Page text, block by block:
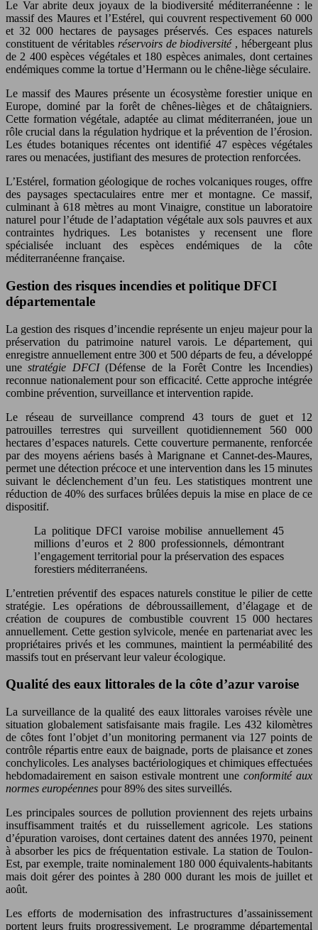
Le Var abrite deux joyaux de la biodiversité méditerranéenne : le
massif des Maures et l’Estérel, qui couvrent respectivement 60 000
et 32 000 hectares de paysages préservés. Ces espaces naturels
constituent de véritables réservoirs de biodiversité , hébergeant plus
de 2 400 espèces végétales et 180 espèces animales, dont certaines
endémiques comme la tortue d’Hermann ou le chêne-liège séculaire.
Le massif des Maures présente un écosystème forestier unique en
Europe, dominé par la forêt de chênes-lièges et de châtaigniers.
Cette formation végétale, adaptée au climat méditerranéen, joue un
rôle crucial dans la régulation hydrique et la prévention de l’érosion.
Les études botaniques récentes ont identifié 47 espèces végétales
rares ou menacées, justifiant des mesures de protection renforcées.
L’Estérel, formation géologique de roches volcaniques rouges, offre
des paysages spectaculaires entre mer et montagne. Ce massif,
culminant à 618 mètres au mont Vinaigre, constitue un laboratoire
naturel pour l’étude de l’adaptation végétale aux sols pauvres et aux
contraintes hydriques. Les botanistes y recensent une flore
spécialisée incluant des espèces endémiques de la côte
méditerranéenne française.
Gestion des risques incendies et politique DFCI
départementale
La gestion des risques d’incendie représente un enjeu majeur pour la
préservation du patrimoine naturel varois. Le département, qui
enregistre annuellement entre 300 et 500 départs de feu, a développé
unestratégie DFCI(Défense de la Forêt Contre les Incendies)
reconnue nationalement pour son efficacité. Cette approche intégrée
combine prévention, surveillance et intervention rapide.
Le réseau de surveillance comprend 43 tours de guet et 12
patrouilles terrestres qui surveillent quotidiennement 560 000
hectares d’espaces naturels. Cette couverture permanente, renforcée
par des moyens aériens basés à Marignane et Cannet-des-Maures,
permet une détection précoce et une intervention dans les 15 minutes
suivant le déclenchement d’un feu. Les statistiques montrent une
réduction de 40% des surfaces brûlées depuis la mise en place de ce
dispositif.
La politique DFCI varoise mobilise annuellement 45
millions d’euros et 2 800 professionnels, démontrant
l’engagement territorial pour la préservation des espaces
forestiers méditerranéens.
L’entretien préventif des espaces naturels constitue le pilier de cette
stratégie. Les opérations de débroussaillement, d’élagage et de
création de coupures de combustible couvrent 15 000 hectares
annuellement. Cette gestion sylvicole, menée en partenariat avec les
propriétaires privés et les communes, maintient la perméabilité des
massifs tout en préservant leur valeur écologique.
Qualité des eaux littorales de la côte d’azur varoise
La surveillance de la qualité des eaux littorales varoises révèle une
situation globalement satisfaisante mais fragile. Les 432 kilomètres
de côtes font l’objet d’un monitoring permanent via 127 points de
contrôle répartis entre eaux de baignade, ports de plaisance et zones
conchylicoles. Les analyses bactériologiques et chimiques effectuées
hebdomadairement en saison estivale montrent uneconformité aux
normes européennes pour 89% des sites surveillés.
Les principales sources de pollution proviennent des rejets urbains
insuffisamment traités et du ruissellement agricole. Les stations
d’épuration varoises, dont certaines datent des années 1970, peinent
à absorber les pics de fréquentation estivale. La station de Toulon-
Est, par exemple, traite nominalement 180 000 équivalents-habitants
mais doit gérer des pointes à 280 000 durant les mois de juillet et
août.
Les efforts de modernisation des infrastructures d’assainissement
portent leurs fruits progressivement. Le programme départemental